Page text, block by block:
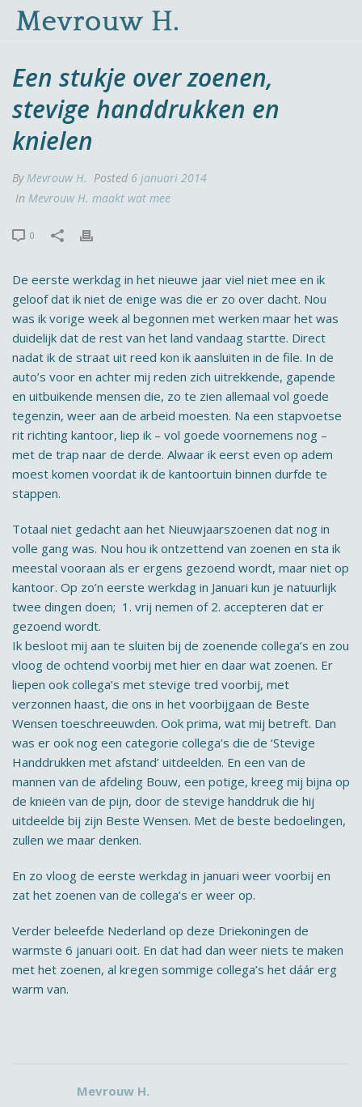
Een stukje over zoenen,
stevige handdrukken en
knielen
ByMevrouw H. Posted 6 januari 2014
In Mevrouw H. maakt wat mee
0
De eerste werkdag in het nieuwe jaar viel niet mee en ik
geloof dat ik niet de enige was die er zo over dacht. Nou
was ik vorige week al begonnen met werken maar het was
duidelijk dat de rest van het land vandaag startte. Direct
nadat ik de straat uit reed kon ik aansluiten in de file. In de
auto’s voor en achter mij reden zich uitrekkende, gapende
en uitbuikende mensen die, zo te zien allemaal vol goede
tegenzin, weer aan de arbeid moesten. Na een stapvoetse
rit richting kantoor, liep ik – vol goede voornemens nog –
met de trap naar de derde. Alwaar ik eerst even op adem
moest komen voordat ik de kantoortuin binnen durfde te
stappen.
Totaal niet gedacht aan het Nieuwjaarszoenen dat nog in
volle gang was. Nou hou ik ontzettend van zoenen en sta ik
meestal vooraan als er ergens gezoend wordt, maar niet op
kantoor. Op zo’n eerste werkdag in Januari kun je natuurlijk
twee dingen doen; 1. vrij nemen of 2. accepteren dat er
gezoend wordt.
Ik besloot mij aan te sluiten bij de zoenende collega’s en zou
vloog de ochtend voorbij met hier en daar wat zoenen. Er
liepen ook collega’s met stevige tred voorbij, met
verzonnen haast, die ons in het voorbijgaan de Beste
Wensen toeschreeuwden. Ook prima, wat mij betreft. Dan
was er ook nog een categorie collega’s die de ‘Stevige
Handdrukken met afstand’ uitdeelden. En een van de
mannen van de afdeling Bouw, een potige, kreeg mij bijna op
de knieën van de pijn, door de stevige handdruk die hij
uitdeelde bij zijn Beste Wensen. Met de beste bedoelingen,
zullen we maar denken.
En zo vloog de eerste werkdag in januari weer voorbij en
zat het zoenen van de collega’s er weer op.
Verder beleefde Nederland op deze Driekoningen de
warmste 6 januari ooit. En dat had dan weer niets te maken
met het zoenen, al kregen sommige collega’s het dáár erg
warm van.
Mevrouw H.